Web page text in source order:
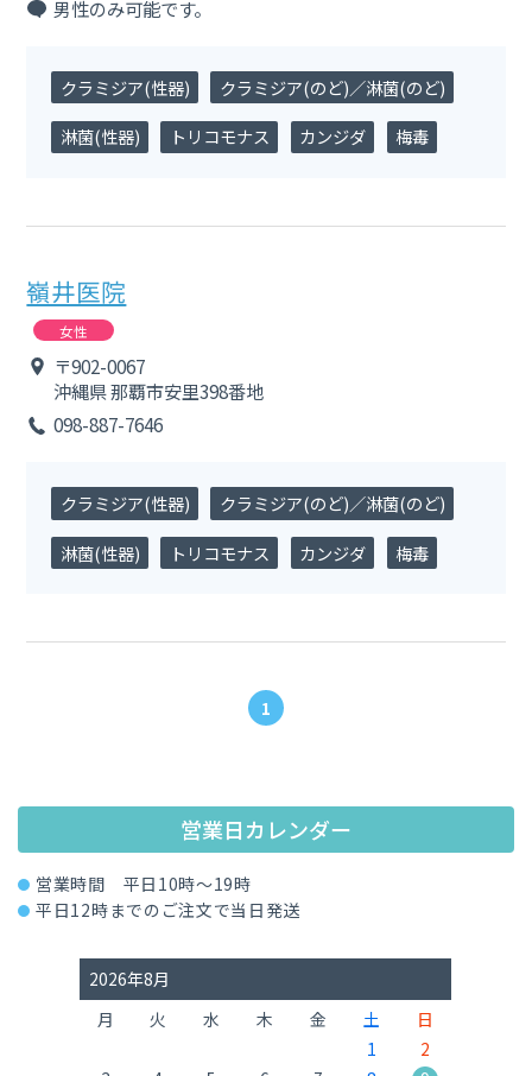
男性のみ可能です。
クラミジア(性器)
クラミジア(のど)／淋菌(のど)
淋菌(性器)
トリコモナス カンジダ 梅毒
嶺井医院
女性
〒902-0067
沖縄県那覇市安里398番地
098-887-7646
クラミジア(性器)
クラミジア(のど)／淋菌(のど)
淋菌(性器)
トリコモナス カンジダ 梅毒
1
営業日カレンダー
営業時間 平日10時～19時
平日12時までのご注文で当日発送
2026年8月
月
火 水 木 金 土
日
1
2